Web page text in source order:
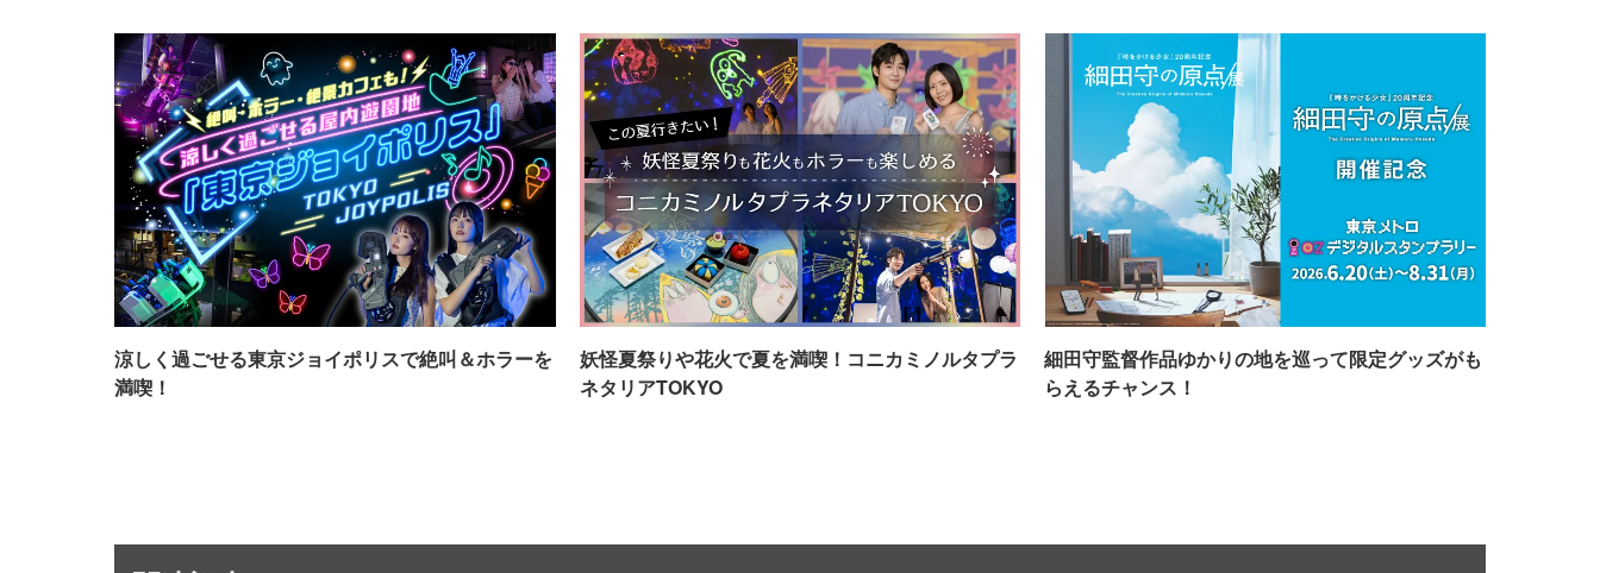
涼しく過ごせる東京ジョイポリスで絶叫＆ホラーを
満喫！
妖怪夏祭りや花火で夏を満喫！コニカミノルタプラ
ネタリアTOKYO
細田守監督作品ゆかりの地を巡って限定グッズがも
らえるチャンス！